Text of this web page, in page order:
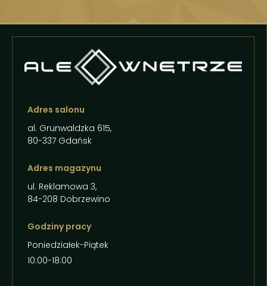
Adres salonu
al. Grunwaldzka 615,
80-337 Gdańsk
Adres magazynu
ul. Reklamowa 3,
84-208 Dobrzewino
Godziny pracy
Poniedziałek-Piątek
10:00-18:00